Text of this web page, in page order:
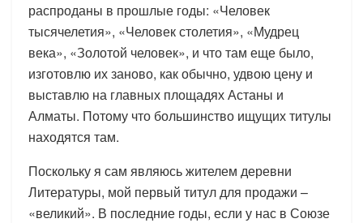
распроданы в прошлые годы: «Человек
тысячелетия», «Человек столетия», «Мудрец
века», «Золотой человек», и что там еще было,
изготовлю их заново, как обычно, удвою цену и
выставлю на главных площадях Астаны и
Алматы. Потому что большинство ищущих титулы
находятся там.
Поскольку я сам являюсь жителем деревни
Литературы, мой первый титул для продажи –
«великий». В последние годы, если у нас в Союзе